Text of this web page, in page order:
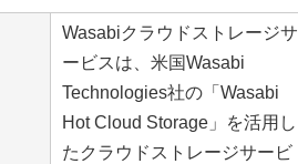
Wasabiクラウドストレージサ
ービスは、米国Wasabi
Technologies社の「Wasabi
Hot Cloud Storage」を活用し
たクラウドストレージサービ